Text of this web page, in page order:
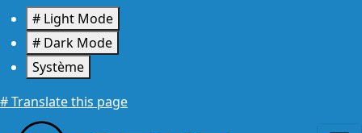
Aller au contenu principal
# Light Mode
# Dark Mode
Système
# Translate this page